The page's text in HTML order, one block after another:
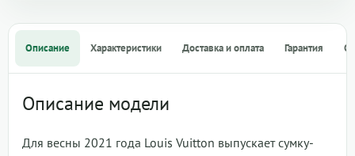
Описание Характеристики Доставка и оплата Гарантия
Описание модели
Для весны 2021 года Louis Vuitton выпускает сумку-